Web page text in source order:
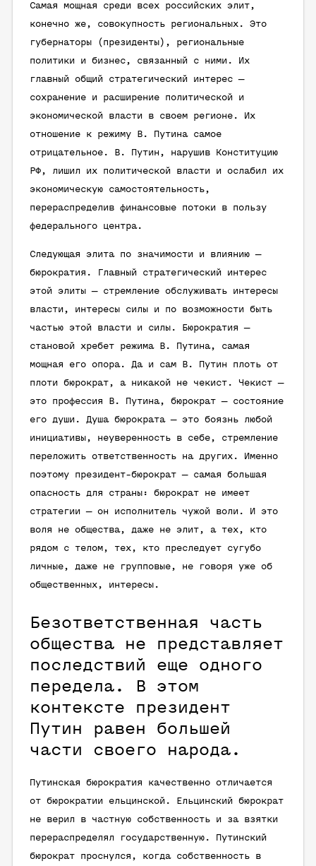
Самая мощная среди всех российских элит,
конечно же, совокупность региональных. Это
губернаторы (президенты), региональные
политики и бизнес, связанный с ними. Их
главный общий стратегический интерес —
сохранение и расширение политической и
экономической власти в своем регионе. Их
отношение к режиму В. Путина самое
отрицательное. В. Путин, нарушив Конституцию
РФ, лишил их политической власти и ослабил их
экономическую самостоятельность,
перераспределив финансовые потоки в пользу
федерального центра.
Следующая элита по значимости и влиянию —
бюрократия. Главный стратегический интерес
этой элиты — стремление обслуживать интересы
власти, интересы силы и по возможности быть
частью этой власти и силы. Бюрократия —
становой хребет режима В. Путина, самая
мощная его опора. Да и сам В. Путин плоть от
плоти бюрократ, а никакой не чекист. Чекист —
это профессия В. Путина, бюрократ — состояние
его души. Душа бюрократа — это боязнь любой
инициативы, неуверенность в себе, стремление
переложить ответственность на других. Именно
поэтому президент-бюрократ — самая большая
опасность для страны: бюрократ не имеет
стратегии — он исполнитель чужой воли. И это
воля не общества, даже не элит, а тех, кто
рядом с телом, тех, кто преследует сугубо
личные, даже не групповые, не говоря уже об
общественных, интересы.
Безответственная часть
общества не представляет
последствий еще одного
передела. В этом
контексте президент
Путин равен большей
части своего народа.
Путинская бюрократия качественно отличается
от бюрократии ельцинской. Ельцинский бюрократ
не верил в частную собственность и за взятки
перераспределял государственную. Путинский
бюрократ проснулся, когда собственность в